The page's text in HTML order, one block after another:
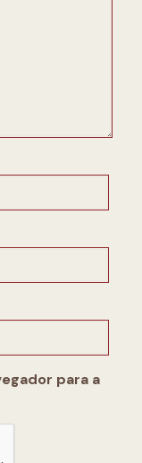
para a